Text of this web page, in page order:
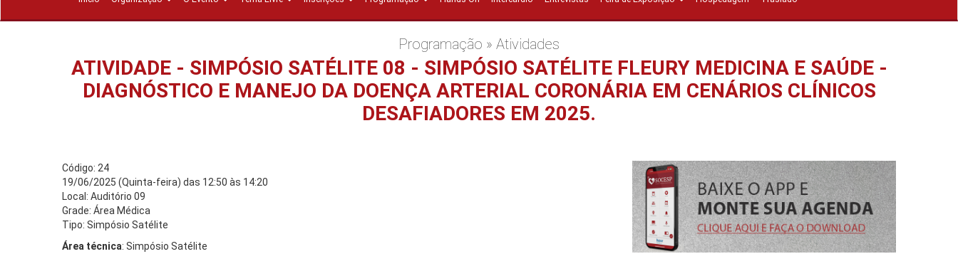
Programação » Atividades
ATIVIDADE - SIMPÓSIO SATÉLITE 08 - SIMPÓSIO SATÉLITE FLEURY MEDICINA E SAÚDE -
DIAGNÓSTICO E MANEJO DA DOENÇA ARTERIAL CORONÁRIA EM CENÁRIOS CLÍNICOS
DESAFIADORES EM 2025.
Código: 24
19/06/2025 (Quinta-feira) das 12:50 às 14:20
Local: Auditório 09
Grade: Área Médica
Tipo: Simpósio Satélite
Área técnica: Simpósio Satélite